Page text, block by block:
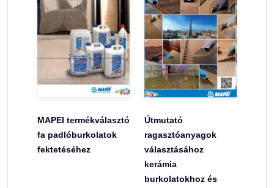
MAPEI termékválasztó
fa padlóburkolatok
fektetéséhez
Útmutató
ragasztóanyagok
választásához
kerámia
burkolatokhoz és